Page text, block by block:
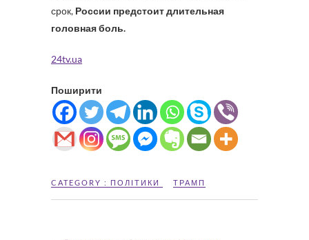
срок, России предстоит длительная
головная боль.
24tv.ua
Поширити
CATEGORY : ПОЛІТИКИ ТРАМП